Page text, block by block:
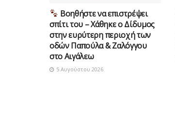
Βοηθήστε να επιστρέψει
σπίτι του – Χάθηκε ο Δίδυμος
στην ευρύτερη περιοχή των
οδών Παπούλα & Ζαλόγγου
στο Αιγάλεω
5 Αυγούστου 2026